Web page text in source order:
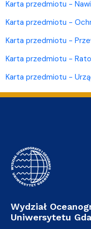
Karta przedmiotu -
Karta przedmiotu -
Karta przedmiotu -
Karta przedmiotu -
Karta przedmiotu -
Wydział
Uniwersytetu